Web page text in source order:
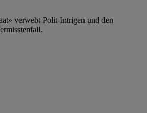
verwebt Polit-Intrigen und den